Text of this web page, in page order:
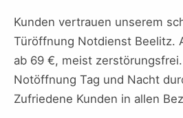
Kunden vertrauen unserem
Türöffnung Notdienst Beelitz.
ab 69 €, meist
Notöffnung Tag und Nacht
Zufriedene Kunden in allen